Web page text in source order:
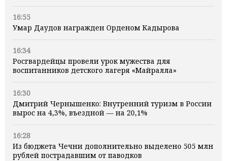
16:55
Умар Даудов награжден Орденом Кадырова
16:34
Росгвардейцы провели урок мужества для
воспитанников детского лагеря «Майралла»
16:30
Дмитрий Чернышенко: Внутренний туризм в России
вырос на 4,3%, въездной — на 20,1%
16:28
Из бюджета Чечни дополнительно выделено 505 млн
рублей пострадавшим от паводков